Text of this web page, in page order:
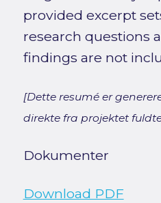
provided excerpt
research questions
findings are not
[Dette resumé er
direkte fra projektet
Dokumenter
Download PDF